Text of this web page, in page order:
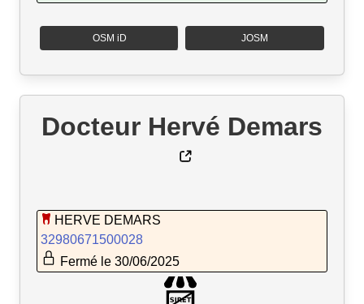
OSM iD JOSM
Docteur Hervé Demars
HERVE DEMARS
32980671500028
Fermé le 30/06/2025